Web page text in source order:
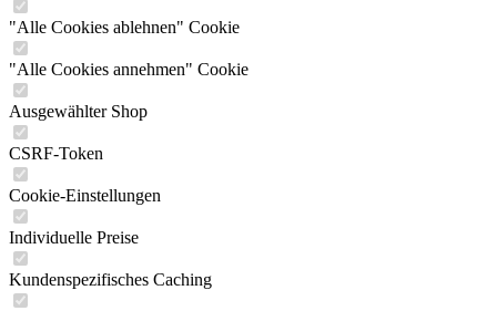
"Alle Cookies ablehnen" Cookie
"Alle Cookies annehmen" Cookie
Ausgewählter Shop
CSRF-Token
Cookie-Einstellungen
Individuelle Preise
Kundenspezifisches Caching